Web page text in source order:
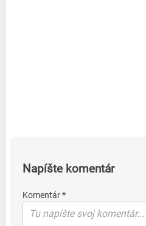
Napíšte komentár
Komentár *